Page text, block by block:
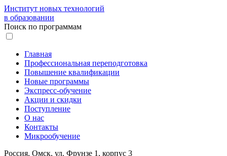
Институт новых технологий
в образовании
Поиск по программам
Главная
Профессиональная переподготовка
Повышение квалификации
Новые программы
Экспресс-обучение
Акции и скидки
Поступление
О нас
Контакты
Микрообучение
Россия, Омск, ул. Фрунзе 1, корпус 3